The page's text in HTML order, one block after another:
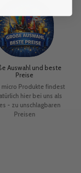
Auswahl und beste
Preise
micro Produkte findest
hier bei uns als
- zu unschlagbaren
Preisen
Folie